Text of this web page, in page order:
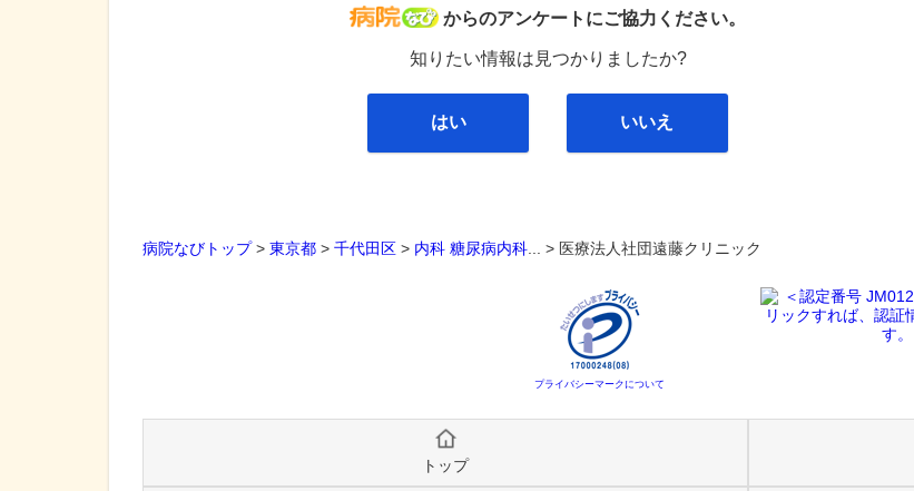
病院なび
からのアンケートにご協力ください。
知りたい情報は見つかりましたか?
はい いいえ
病院なびトップ> 東京都 > 千代田区 > 内科 糖尿病内科 ... > 医療法人社団遠藤クリニック
プライバシーマークについて
トップ